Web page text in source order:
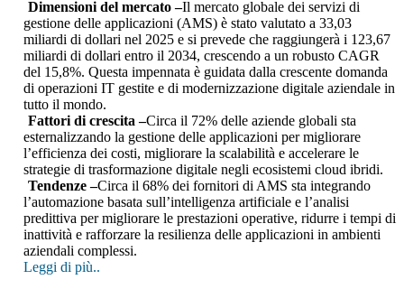
Dimensioni del mercato –Il mercato globale dei servizi di
gestione delle applicazioni (AMS) è stato valutato a 33,03
miliardi di dollari nel 2025 e si prevede che raggiungerà i 123,67
miliardi di dollari entro il 2034, crescendo a un robusto CAGR
del 15,8%. Questa impennata è guidata dalla crescente domanda
di operazioni IT gestite e di modernizzazione digitale aziendale in
tutto il mondo.
Fattori di crescita –Circa il 72% delle aziende globali sta
esternalizzando la gestione delle applicazioni per migliorare
l’efficienza dei costi, migliorare la scalabilità e accelerare le
strategie di trasformazione digitale negli ecosistemi cloud ibridi.
Tendenze –Circa il 68% dei fornitori di AMS sta integrando
l’automazione basata sull’intelligenza artificiale e l’analisi
predittiva per migliorare le prestazioni operative, ridurre i tempi di
inattività e rafforzare la resilienza delle applicazioni in ambienti
aziendali complessi.
Leggi di più..